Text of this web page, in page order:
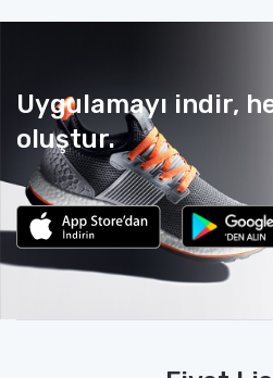
Uygulamayı indir,
oluştur.